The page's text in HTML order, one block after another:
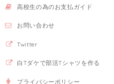
高校生の為のお支払ガイド
お問い合わせ
Twitter
白Tダケで部活Tシャツを作る
プライバシーポリシー